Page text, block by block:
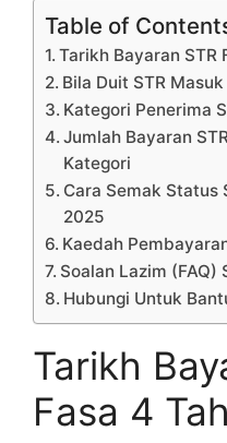
Table of
Tarikh Bayaran STR
Bila Duit STR
Kategori Penerima
Jumlah Bayaran
Kategori
Cara Semak Status
2025
Kaedah
Soalan Lazim (FAQ)
Hubungi Untuk
Tarikh
Fasa 4